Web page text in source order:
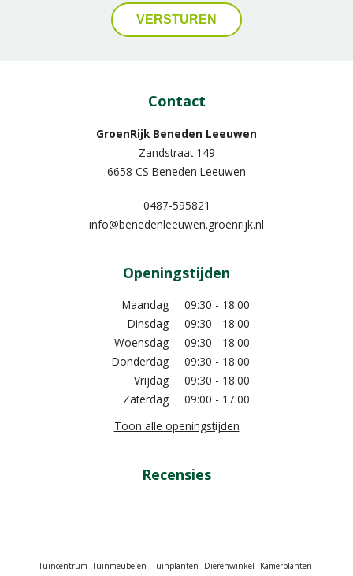
Contact
GroenRijk Beneden Leeuwen​
Zandstraat 149
6658 CS Beneden Leeuwen
0487-595821
info@benedenleeuwen.groenrijk.nl
Openingstijden
Maandag
09:30 - 18:00
Dinsdag
09:30 - 18:00
Woensdag
09:30 - 18:00
Donderdag
09:30 - 18:00
Vrijdag
09:30 - 18:00
Zaterdag
09:00 - 17:00
Toon alle openingstijden
Recensies
Tuincentrum Tuinmeubelen Tuinplanten Dierenwinkel Kamerplanten